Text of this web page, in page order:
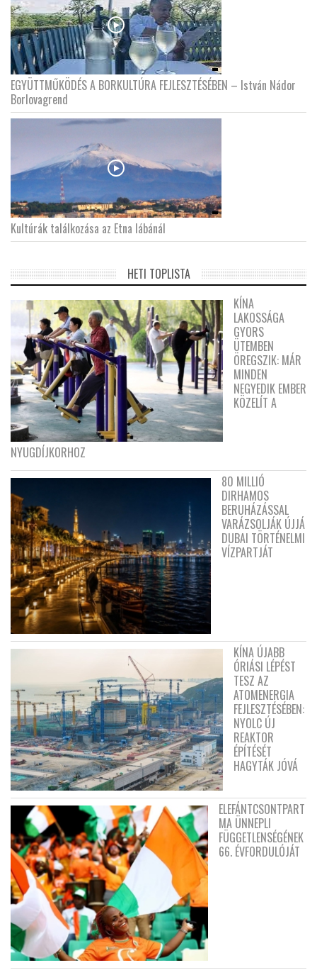
EGYÜTTMŰKÖDÉS A BORKULTÚRA FEJLESZTÉSÉBEN – István Nádor
Borlovagrend
Kultúrák találkozása az Etna lábánál
HETI TOPLISTA
KÍNA
LAKOSSÁGA
GYORS
ÜTEMBEN
ÖREGSZIK: MÁR
MINDEN
NEGYEDIK EMBER
KÖZELÍT A
NYUGDÍJKORHOZ
80 MILLIÓ
DIRHAMOS
BERUHÁZÁSSAL
VARÁZSOLJÁK ÚJJÁ
DUBAI TÖRTÉNELMI
VÍZPARTJÁT
KÍNA ÚJABB
ÓRIÁSI LÉPÉST
TESZ AZ
ATOMENERGIA
FEJLESZTÉSÉBEN:
NYOLC ÚJ
REAKTOR
ÉPÍTÉSÉT
HAGYTÁK JÓVÁ
ELEFÁNTCSONTPART
MA ÜNNEPLI
FÜGGETLENSÉGÉNEK
66. ÉVFORDULÓJÁT